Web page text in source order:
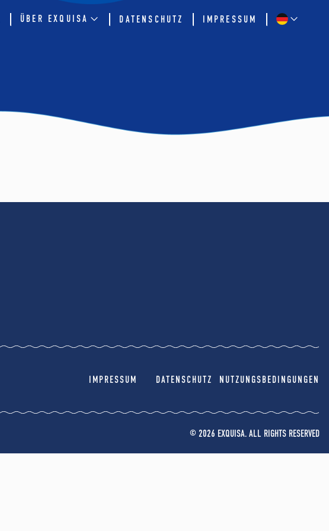
ÜBER EXQUISA DATENSCHUTZ IMPRESSUM
IMPRESSUM DATENSCHUTZ NUTZUNGSBEDINGUNGEN
© 2026 EXQUISA. ALL RIGHTS RESERVED